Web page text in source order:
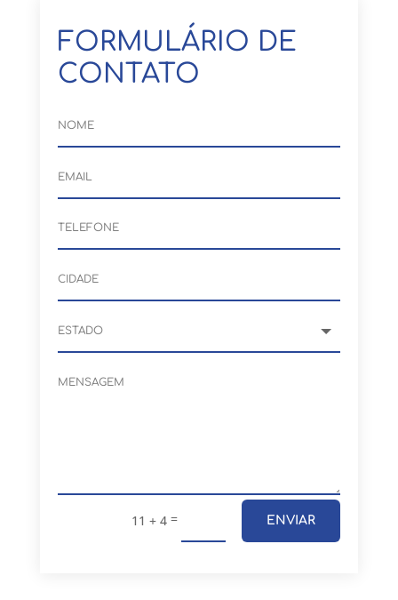
FORMULÁRIO DE
CONTATO
11 + 4 = ENVIAR